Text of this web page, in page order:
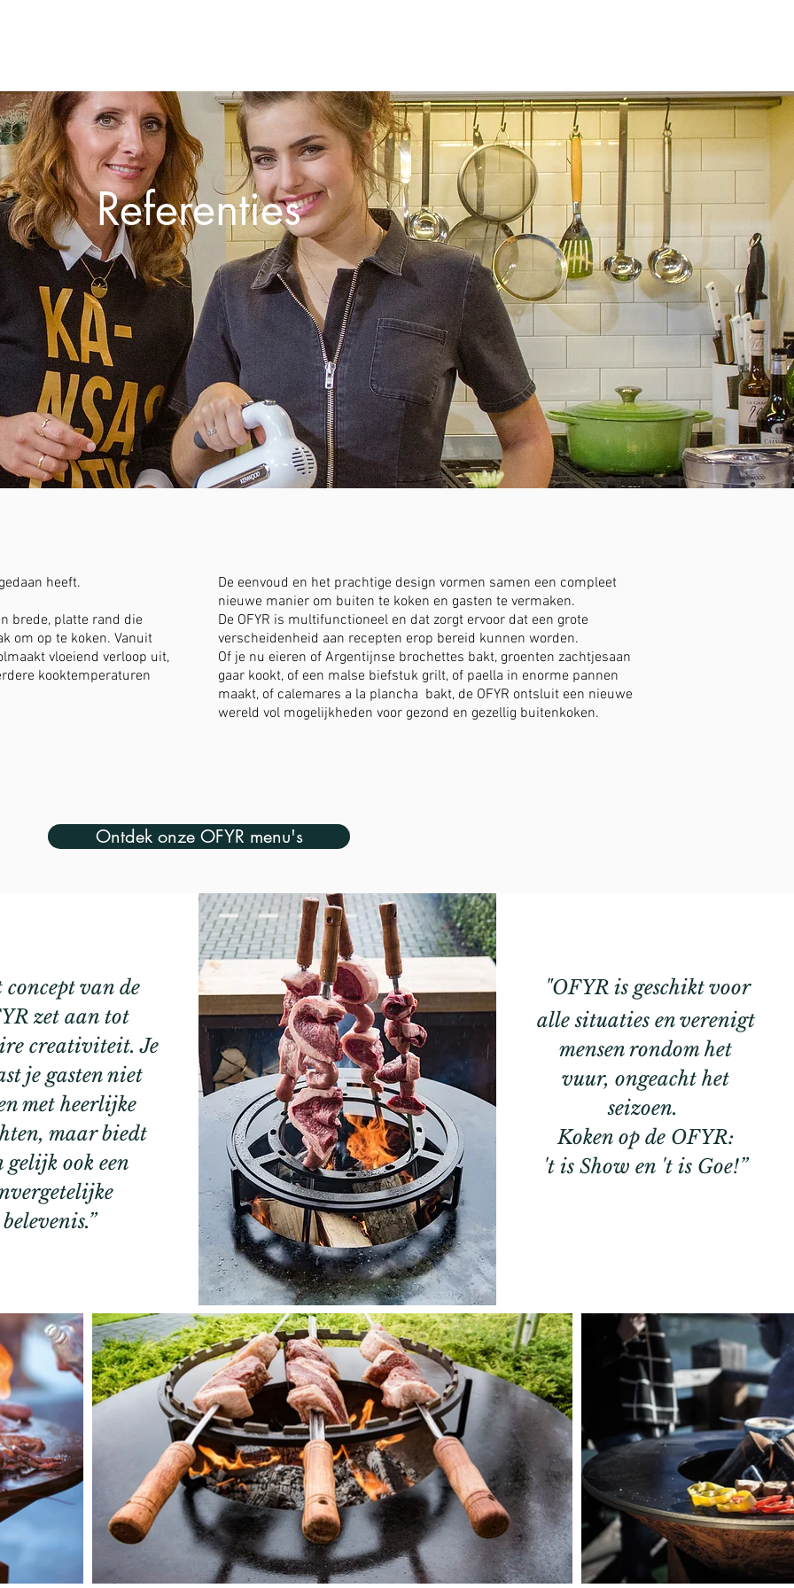
Referenties
heeft.
brede, platte rand die
om op te koken. Vanuit
vloeiend verloop uit,
kooktemperaturen
De eenvoud en het prachtige design vormen samen een compleet
nieuwe manier om buiten te koken en gasten te vermaken.
De OFYR is multifunctioneel en dat zorgt ervoor dat een grote
verscheidenheid aan recepten erop bereid kunnen worden.
Of je nu eieren of Argentijnse brochettes bakt, groenten zachtjesaan
gaar kookt, of een malse biefstuk grilt, of paella in enorme pannen
maakt, of calemares a la plancha bakt, de OFYR ontsluit een nieuwe
wereld vol mogelijkheden voor gezond en gezellig buitenkoken.
Ontdek onze OFYR menu's
concept van de
zet aan tot
creativiteit. Je
je gasten niet
met heerlijke
maar biedt
gelijk ook een
belevenis.”
"OFYR is geschikt voor
alle situaties en verenigt
mensen rondom het
vuur, ongeacht het
seizoen.
Koken op de OFYR:
't is Show en 't is Goe!”